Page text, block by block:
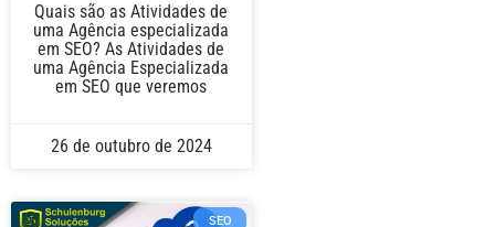
Quais são as Atividades de
uma Agência especializada
em SEO? As Atividades de
uma Agência Especializada
em SEO que veremos
26 de outubro de 2024
SEO